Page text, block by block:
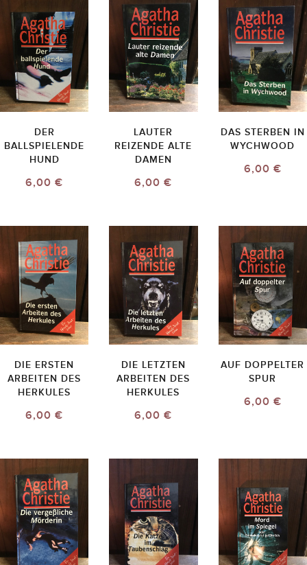
DER
BALLSPIELENDE
HUND
6,00 €
LAUTER
REIZENDE ALTE
DAMEN
6,00 €
DAS STERBEN IN
WYCHWOOD
6,00 €
DIE ERSTEN
ARBEITEN DES
HERKULES
6,00 €
DIE LETZTEN
ARBEITEN DES
HERKULES
6,00 €
AUF DOPPELTER
SPUR
6,00 €